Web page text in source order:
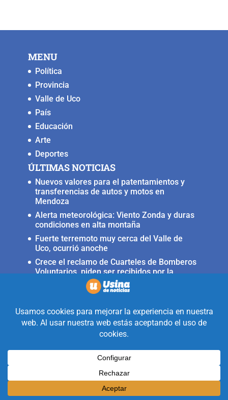
MENU
Política
Provincia
Valle de Uco
País
Educación
Arte
Deportes
ÚLTIMAS NOTICIAS
Nuevos valores para el patentamientos y
transferencias de autos y motos en
Mendoza
Alerta meteorológica: Viento Zonda y duras
condiciones en alta montaña
Fuerte terremoto muy cerca del Valle de
Uco, ocurrió anoche
Crece el reclamo de Cuarteles de Bomberos
Voluntarios, piden ser recibidos por la
Llega a San Carlos la Copa Internacional
Realizado con la mirada equidistante de
alguien a quién solo le interesa
informar que ocurre en Valle de Uco.
Diseñado y Desarrollado por